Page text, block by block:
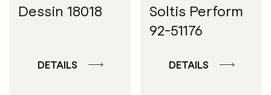
Dessin 18018
DETAILS
Soltis Perform
92-51176
DETAILS